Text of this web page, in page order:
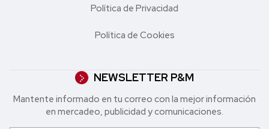
Política de Privacidad
Política de Cookies
NEWSLETTER P&M
Mantente informado en tu correo con la mejor in formación
en mercadeo, publicidad y comunicaciones.